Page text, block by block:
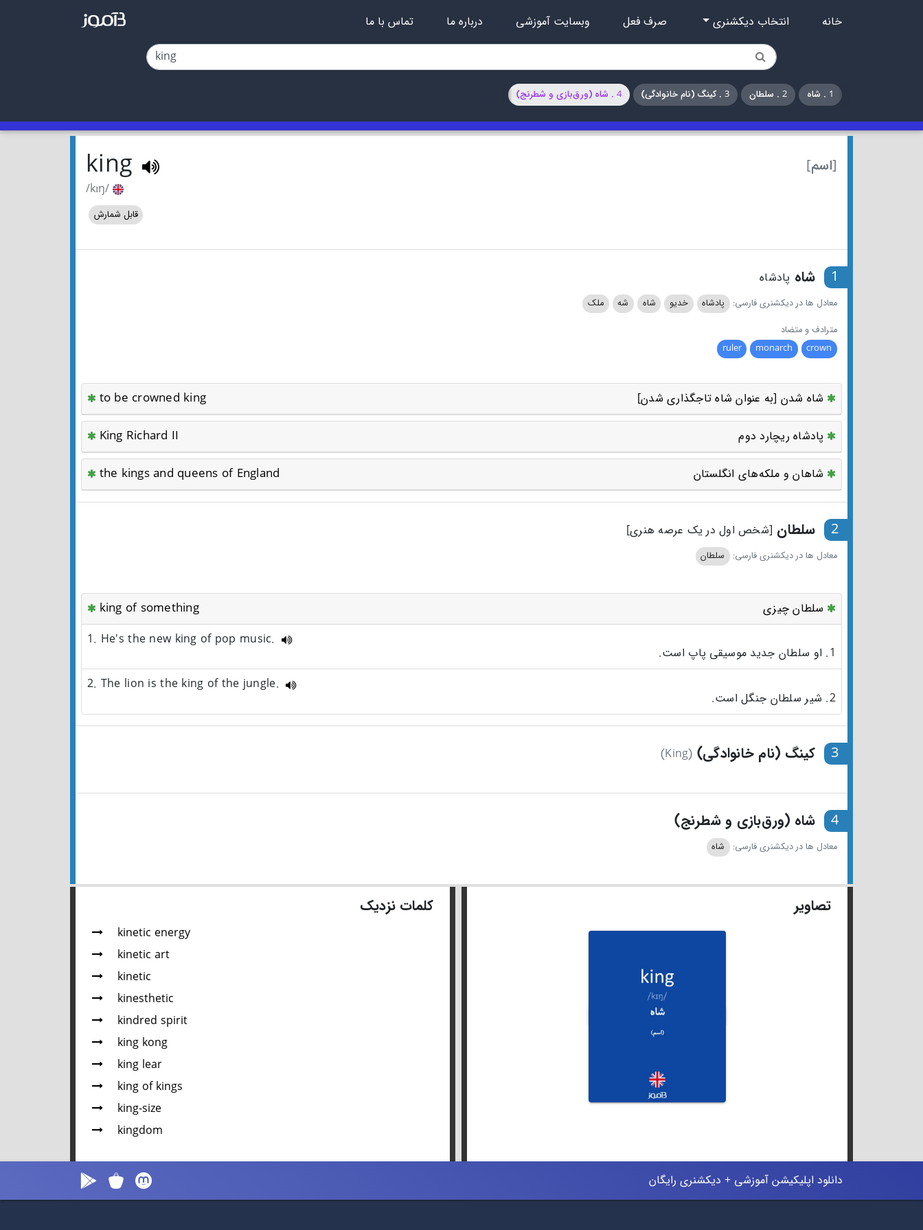
خانه انتخاب دیکشنری صرف فعل وبسایت آموزشی درباره ما تماس با ما
1 . شاه 2 . سلطان 3 . کینگ (نام خانوادگی) 4 . شاه (ورق‌بازی و شطرنج)
[اسم] king
/kɪŋ/
قابل شمارش
1 شاه پادشاه
معادل ها در دیکشنری فارسی: پادشاه خدیو شاه شه
ملک
مترادف و متضاد
crown
monarch
ruler
to be crowned king شاه شدن [به عنوان شاه تاجگذاری شدن]
King Richard II پادشاه ریچارد دوم
the kings and queens of England شاهان و ملکه‌های انگلستان
2 سلطان [شخص اول در یک عرصه هنری]
معادل ها در دیکشنری فارسی: سلطان
king of something
سلطان چیزی
1. He's the new king of pop music.
1. او سلطان جدید موسیقی پاپ است.
2. The lion is the king of the jungle.
2. شیر سلطان جنگل است.
3 کینگ (نام خانوادگی) (King)
4 شاه (ورق‌بازی و شطرنج)
معادل ها در دیکشنری فارسی: شاه
تصاویر کلمات نزدیک
kinetic energy
kinetic art
kinetic
kinesthetic
kindred spirit
king kong
king lear
king of kings
king-size
kingdom
دانلود اپلیکیشن آموزشی + دیکشنری رایگان